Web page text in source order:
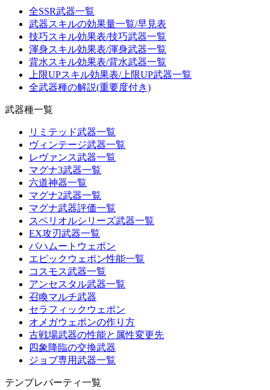
全SSR武器一覧
武器スキルの効果量一覧/早見表
技巧スキル効果表/技巧武器一覧
渾身スキル効果表/渾身武器一覧
背水スキル効果表/背水武器一覧
上限UPスキル効果表/上限UP武器一覧
全武器種の解説(重要度付き)
武器種一覧
リミテッド武器一覧
ヴィンテージ武器一覧
レヴァンス武器一覧
マグナ3武器一覧
六道神器一覧
マグナ2武器一覧
マグナ武器評価一覧
スペリオルシリーズ武器一覧
EX攻刃武器一覧
バハムートウェポン
エピックウェポン性能一覧
コスモス武器一覧
アンセスタル武器一覧
召喚マルチ武器
セラフィックウェポン
オメガウェポンの作り方
古戦場武器の性能と属性変更先
四象降臨の交換武器
ジョブ専用武器一覧
テンプレパーティ一覧